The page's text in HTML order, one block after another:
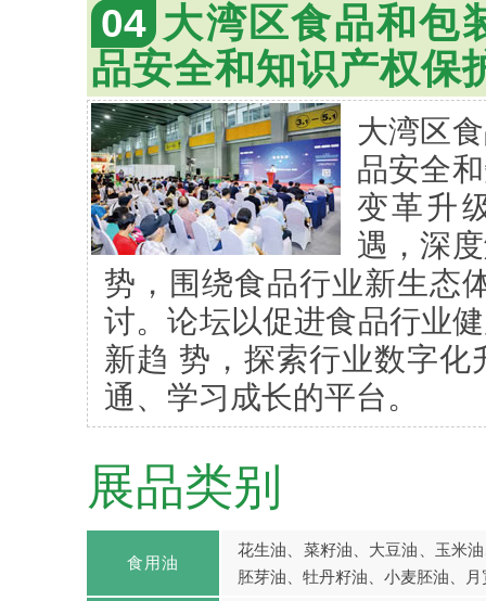
04 大湾区食品和包
品安全和知识产权保
大湾区
品安全
变革升
遇，深
势，围绕食品行业新生态
讨。论坛以促进食品行业
新趋 势，探索行业数字
通、学习成长的平台。
展品类别
食用油
花生油、菜籽油、大豆油、玉米
胚芽油、牡丹籽油、小麦胚油、